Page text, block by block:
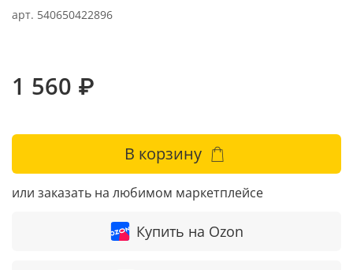
арт. 540650422896
1 560 ₽
В корзину
или заказать на любимом маркетплейсе
Купить на Ozon